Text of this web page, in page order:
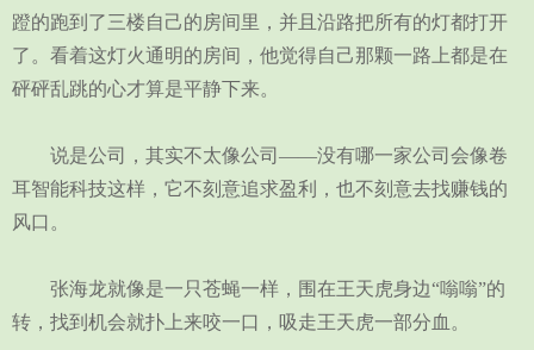
蹬的跑到了三楼自己的房间里，并且沿路把所有的灯都打开
了。看着这灯火通明的房间，他觉得自己那颗一路上都是在
砰砰乱跳的心才算是平静下来。
说是公司，其实不太像公司——没有哪一家公司会像卷
耳智能科技这样，它不刻意追求盈利，也不刻意去找赚钱的
风口。
张海龙就像是一只苍蝇一样，围在王天虎身边“嗡嗡”的
转，找到机会就扑上来咬一口，吸走王天虎一部分血。